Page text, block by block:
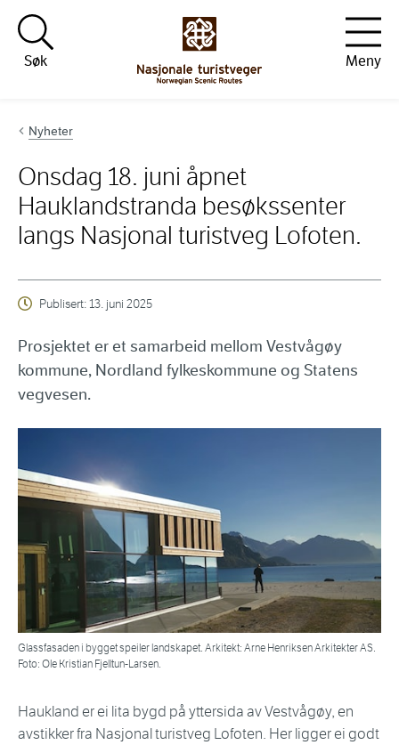
Hopp til innhold
Søk
Meny
Nyheter
Onsdag 18. juni åpnet
Hauklandstranda besøkssenter
langs Nasjonal turistveg Lofoten.
Publisert:13. juni 2025
Prosjektet er et samarbeid mellom Vestvågøy
kommune, Nordland fylkeskommune og Statens
vegvesen.
Glassfasaden i bygget speiler landskapet. Arkitekt: Arne Henriksen Arkitekter AS.
Foto: Ole Kristian Fjelltun-Larsen.
Haukland er ei lita bygd på yttersida av Vestvågøy, en
avstikker fra Nasjonal turistveg Lofoten. Her ligger ei godt